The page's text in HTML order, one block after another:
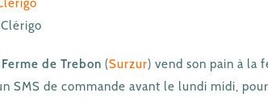
de Trebon (Surzur) vend son pain à la
SMS de commande avant le lundi midi,